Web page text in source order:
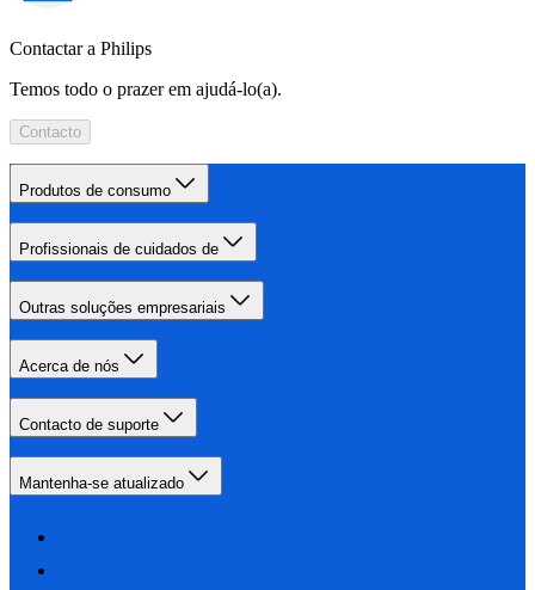
Contactar a Philips
Temos todo o prazer em ajudá-lo(a).
Contacto
Produtos de consumo
Profissionais de cuidados de
Outras soluções empresariais
Acerca de nós
Contacto de suporte
Mantenha-se atualizado